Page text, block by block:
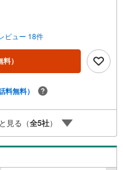
専用地域、井の頭公園徒歩
物です・・・ 西荻窪に創業
です。 不動産購入、買換え
の選定や住宅ローンはもちろ
をお伝え、ご提案いたしま
動産をお手伝いいたします。
けるようご案内しております
さい。 営業時間: 9:
ビュー 18件
料）
料無料）
見る（全5社）